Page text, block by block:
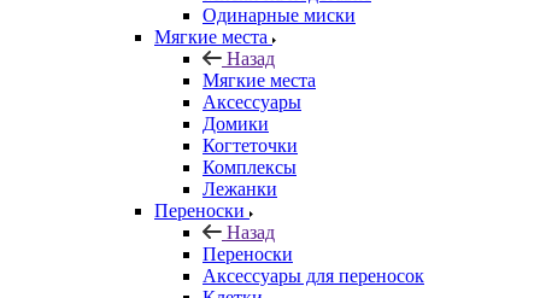
Одинарные миски
Мягкие места
Назад
Мягкие места
Аксессуары
Домики
Когтеточки
Комплексы
Лежанки
Переноски
Назад
Переноски
Аксессуары для переносок